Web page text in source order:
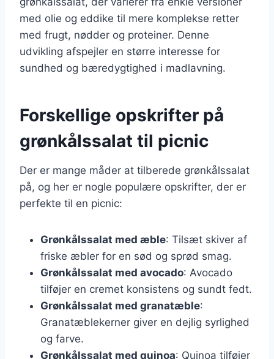
med olie og eddike til mere komplekse retter
med frugt, nødder og proteiner. Denne
udvikling afspejler en større interesse for
sundhed og bæredygtighed i madlavning.
Forskellige opskrifter på
grønkålssalat til picnic
Der er mange måder at tilberede grønkålssalat
på, og her er nogle populære opskrifter, der er
perfekte til en picnic:
Grønkålssalat med æble: Tilsæt skiver af
friske æbler for en sød og sprød smag.
Grønkålssalat med avocado: Avocado
tilføjer en cremet konsistens og sundt fedt.
Grønkålssalat med granatæble:
Granatæblekerner giver en dejlig syrlighed
og farve.
Grønkålssalat med quinoa: Quinoa tilføjer